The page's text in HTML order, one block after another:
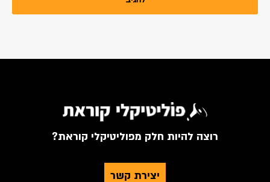
רוצה להיות חלק מפוליטיקלי קוראת?
יצירת קשר